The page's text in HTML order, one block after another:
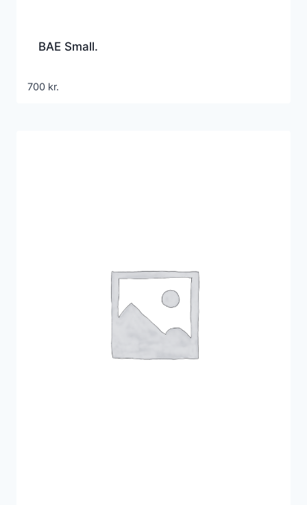
BAE Small.
700 kr.